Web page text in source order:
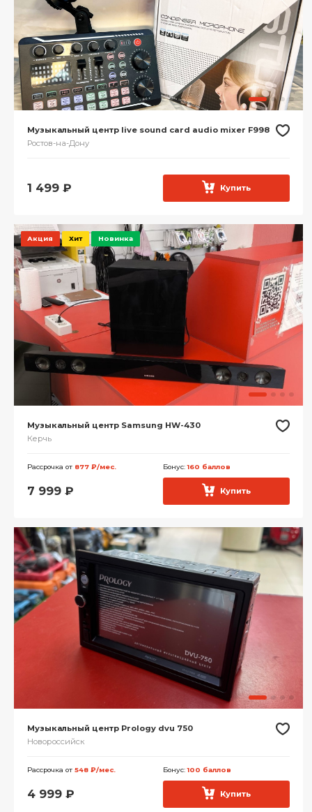
Музыкальный центр live sound card audio mixer F998
Ростов-на-Дону
1 499 ₽ Купить
Акция Хит Новинка
Музыкальный центр Samsung HW-430
Керчь
Рассрочка от 877 ₽/мес. Бонус:160 баллов
7 999 ₽ Купить
Музыкальный центр Prology dvu 750
Новороссийск
Рассрочка от 548 ₽/мес. Бонус:100 баллов
4 999 ₽ Купить